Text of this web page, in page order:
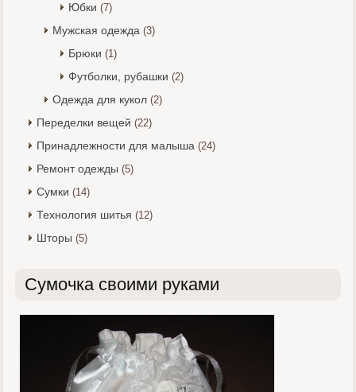
Юбки (7)
Мужская одежда (3)
Брюки (1)
Футболки, рубашки (2)
Одежда для кукол (2)
Переделки вещей (22)
Принадлежности для малыша (24)
Ремонт одежды (5)
Сумки (14)
Технология шитья (12)
Шторы (5)
Сумочка своими руками